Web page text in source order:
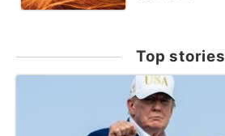
Top stories